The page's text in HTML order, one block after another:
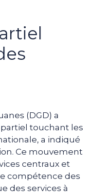
(DGD) a
touchant les
a indiqué
Ce mouvement
centraux et
compétence des
des services à